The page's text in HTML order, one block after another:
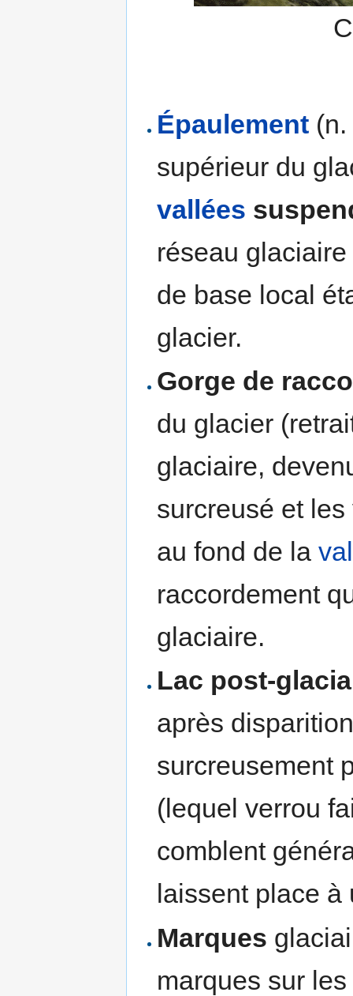
Épaulement
supérieur du
vallées
réseau
de base local
glacier.
Gorge de
du glacier
glaciaire,
surcreusé et
au fond de la
raccordement
glaciaire.
Lac post-
après
surcreusement
(lequel verrou
comblent
laissent place
Marques
marques sur